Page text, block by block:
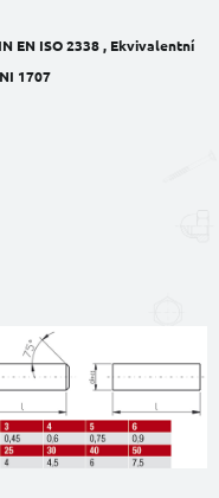
EN ISO 2338 , Ekvivalentní
1707